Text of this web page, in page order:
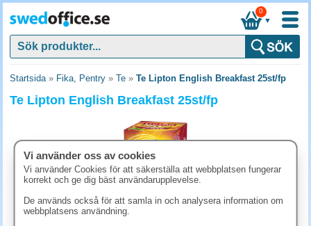
▼
0
Startsida» Fika, Pentry » Te » Te Lipton English Breakfast 25st/fp
Te Lipton English Breakfast 25st/fp
Vi använder oss av cookies
Vi använder Cookies för att säkerställa att webbplatsen fungerar
korrekt och ge dig bäst användarupplevelse.
De används också för att samla in och analysera information om
webbplatsens användning.